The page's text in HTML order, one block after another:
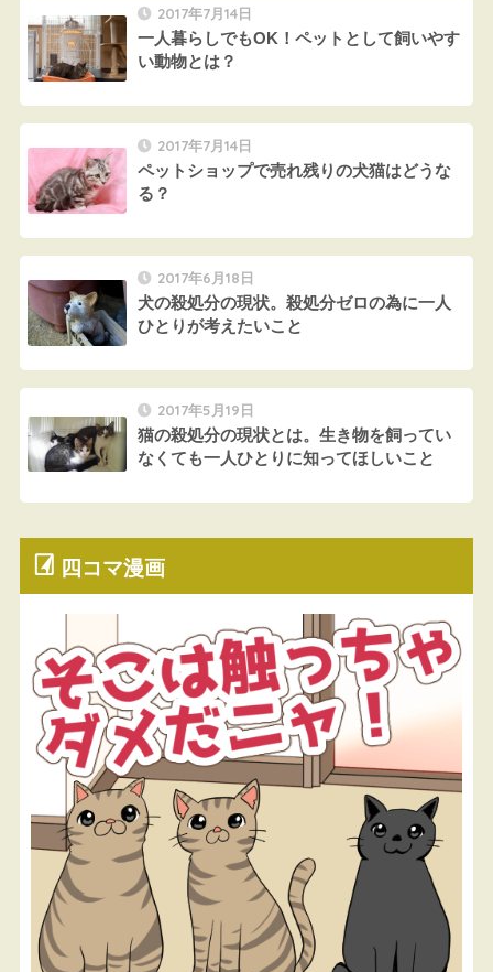
2017年7月14日
一人暮らしでもOK！ペットとして飼いやす
い動物とは？
2017年7月14日
ペットショップで売れ残りの犬猫はどうな
る？
2017年6月18日
犬の殺処分の現状。殺処分ゼロの為に一人
ひとりが考えたいこと
2017年5月19日
猫の殺処分の現状とは。生き物を飼ってい
なくても一人ひとりに知ってほしいこと
四コマ漫画